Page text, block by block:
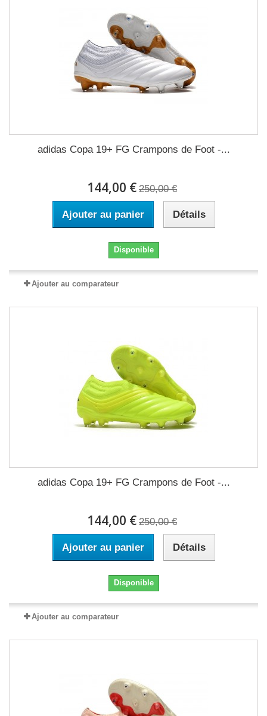
adidas Copa 19+ FG Crampons de Foot -...
144,00 € 250,00 €
Ajouter au panier Détails
Disponible
Ajouter au comparateur
adidas Copa 19+ FG Crampons de Foot -...
144,00 € 250,00 €
Ajouter au panier Détails
Disponible
Ajouter au comparateur